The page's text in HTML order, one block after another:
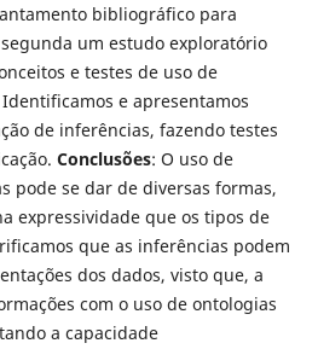
bibliográfico para
um estudo exploratório
e testes de uso de
e apresentamos
de inferências, fazendo testes
Conclusões: O uso de
pode se dar de diversas formas,
expressividade que os tipos de
que as inferências podem
dos dados, visto que, a
com o uso de ontologias
a capacidade